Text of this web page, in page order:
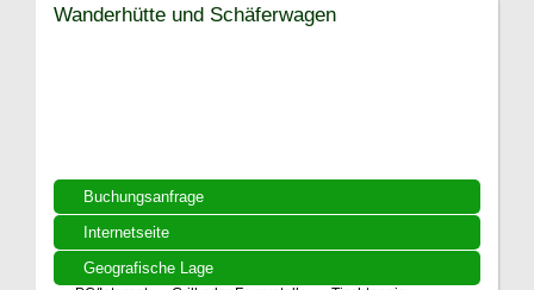
Buchungsanfrage
Internetseite
Geografische Lage
Wanderhütte und Schäferwagen